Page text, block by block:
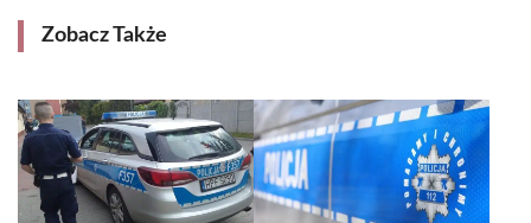
Zobacz Także